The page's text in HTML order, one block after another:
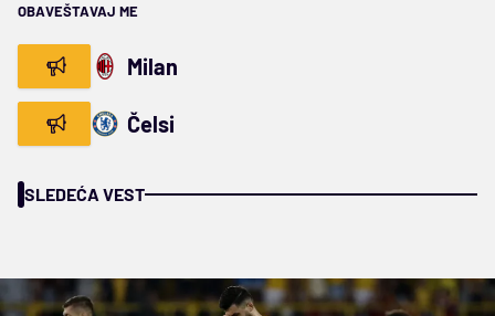
OBAVEŠTAVAJ ME
Milan
Čelsi
SLEDEĆA VEST